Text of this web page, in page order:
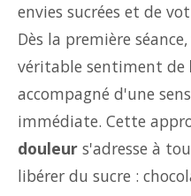
envies sucrées et de
Dès la première
véritable sentiment de
accompagné d'une
immédiate. Cette
douleur s'adresse à
libérer du sucre :